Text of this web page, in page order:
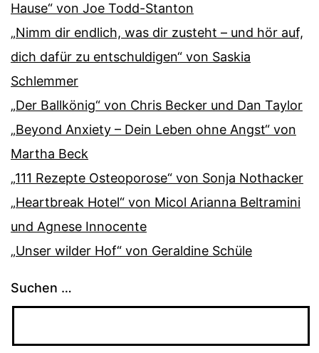
Hause“ von Joe Todd-Stanton
„Nimm dir endlich, was dir zusteht – und hör auf,
dich dafür zu entschuldigen“ von Saskia
Schlemmer
„Der Ballkönig“ von Chris Becker und Dan Taylor
„Beyond Anxiety – Dein Leben ohne Angst“ von
Martha Beck
„111 Rezepte Osteoporose“ von Sonja Nothacker
„Heartbreak Hotel“ von Micol Arianna Beltramini
und Agnese Innocente
„Unser wilder Hof“ von Geraldine Schüle
Suchen …